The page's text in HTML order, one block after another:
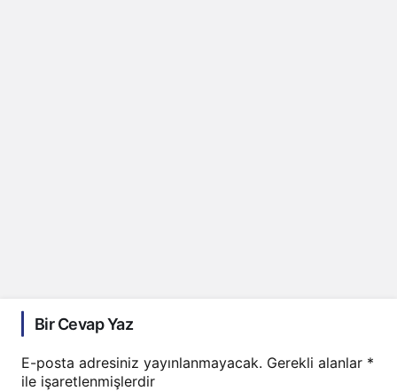
Bir Cevap Yaz
E-posta adresiniz yayınlanmayacak. Gerekli alanlar *
ile işaretlenmişlerdir